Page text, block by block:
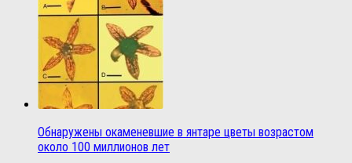
Обнаружены окаменевшие в янтаре цветы возрастом
около 100 миллионов лет